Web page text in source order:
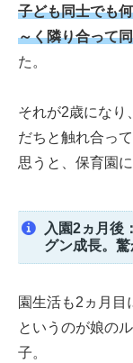
子ども同士でも
～く隣り合って
た。
それが2歳になり
だちと触れ合っ
思うと、保育園
入園2ヵ月後
グン成長。
園生活も2ヵ月目
というのが娘の
子。